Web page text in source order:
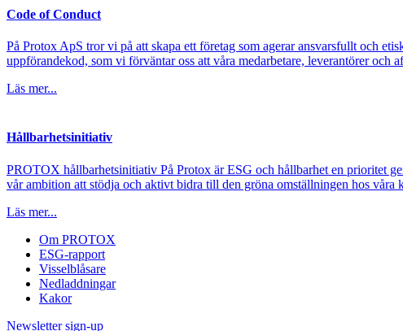
Code of Conduct
På Protox ApS tror vi på att skapa ett företag som agerar ansvarsfullt och
uppförandekod, som vi förväntar oss att våra medarbetare, leverantörer och
Läs mer...
Hållbarhetsinitiativ
PROTOX hållbarhetsinitiativ På Protox är ESG och hållbarhet en prioritet
vår ambition att stödja och aktivt bidra till den gröna omställningen hos våra
Läs mer...
Om PROTOX
ESG-rapport
Visselblåsare
Nedladdningar
Kakor
Newsletter sign-up